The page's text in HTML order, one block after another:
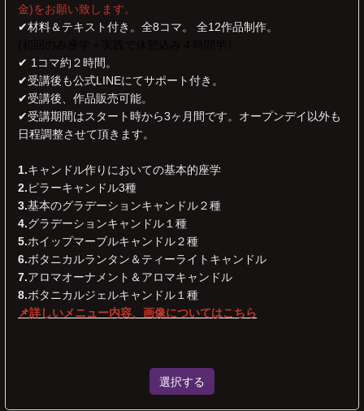
金)をお願い致します。
✔︎材料＆テキスト付き。全8コマ。 全12作品制作。
✔︎ 1コマ約２時間。
✔︎受講後も公式LINEにてサポート付き。
✔︎受講後、作品販売可能。
✔︎受講期間はスタート時から3ヶ月間です。オープンデイ以外も
日程調整させて頂きます。
1.キャンドル作りにおいての基本的座学
2.ピラーキャンドル3種
3.基本のグラデーションキャンドル２種
4.グラデーションキャンドル１種
5.ホイップマーブルキャンドル２種
6.ボタニカルランタン＆ティーライトキャンドル
7.アロマオーナメント＆アロマキャンドル
8.ボタニカルジェルキャンドル１種
📌詳しいメニュー内容、画像についてはこちら
選択する